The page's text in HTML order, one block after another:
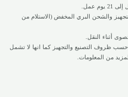
عمل.
والشحن البري المخفض (الاستلام من
أثناء النقل.
حسب ظروف التصنيع والتجهيز كما انها لا تشمل
من المعلومات.